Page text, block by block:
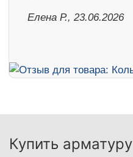
Елена Р., 23.06.2026
Купить арматуру